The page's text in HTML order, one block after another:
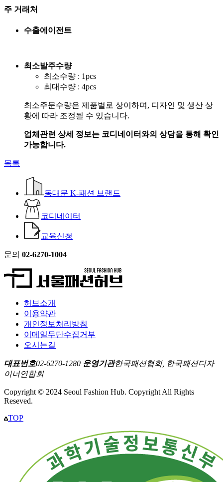
주 거래처
수출에이전트
최소발주수량
최소수량 : 1pcs
최대수량 : 4pcs
최소주문수량은 제품별로 상이하며, 디자인 및 생산 상
황에 따라 조정될 수 있습니다.
업체관련 상세 정보는 코디네이터와의 상담을 통해 확인
가능합니다.
목록
동대문 K-패션 브랜드
코디네이터
교육신청
문의 02-6270-1004
허브소개
이용약관
개인정보처리방침
이메일무단수집거부
오시는길
대표번호02-6270-1280 운영기관한국패션협회, 한국패션디자
이너연합회
Copyright © 2024 Seoul Fashion Hub. Copyright All Rights
Reseved.
TOP